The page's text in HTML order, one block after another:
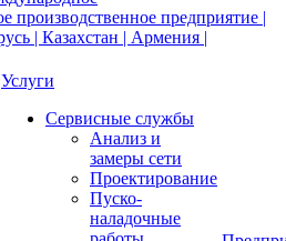
Услуги
Сервисные службы
Анализ и
замеры сети
Проектирование
Пуско-
наладочные